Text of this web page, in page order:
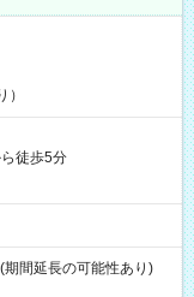
徒歩5分
間延長の可能性あり)